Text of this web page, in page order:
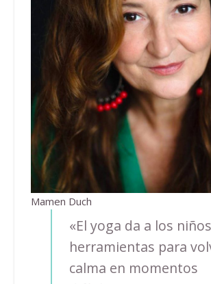
Mamen Duch
«El yoga da a los niños
herramientas para
calma en momentos